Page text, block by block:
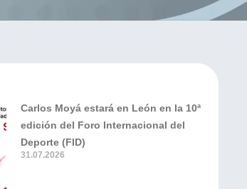
Carlos Moyá estará en León en la 10ª
edición del Foro Internacional del
Deporte (FID)
31.07.2026